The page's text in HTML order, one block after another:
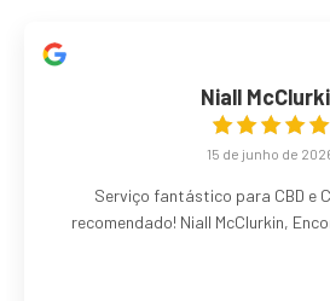
Niall
15 de junho de
Serviço fantástico para CBD e
recomendado! Niall McClurkin,